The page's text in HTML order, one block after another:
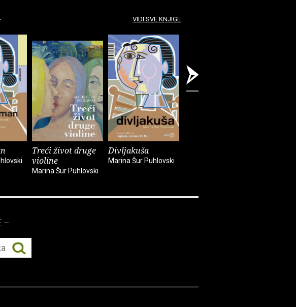
Treći život druge
violine
Marina Šur Puhlovski
Divljakuša
Marina Šur Puhlovski
VIDI SVE KNJIGE
–